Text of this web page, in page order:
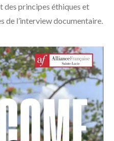
des principes éthiques et
de l’interview documentaire.